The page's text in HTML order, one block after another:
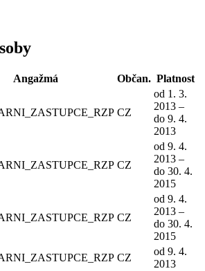
Angažmá Občan. Platnost
CZ
od 1. 3.
2013 –
do 9. 4.
2013
CZ
od 9. 4.
2013 –
do 30. 4.
2015
CZ
od 9. 4.
2013 –
do 30. 4.
2015
CZ
od 9. 4.
2013